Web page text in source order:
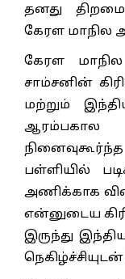
தனது
கேரள மாநில
கேரள
சாம்சனின்
மற்றும்
ஆரம்பகால
பள்ளியில்
அணிக்காக
என்னுடைய
இருந்து